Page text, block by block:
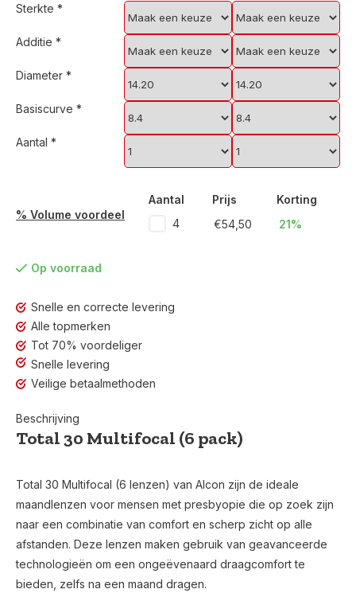
Sterkte *
Additie *
Diameter *
Basiscurve *
Aantal *
% Volume voordeel
Aantal Prijs
Korting
4
€54,50 21%
Op voorraad
Snelle en correcte levering
Alle topmerken
Tot 70% voordeliger
Snelle levering
Veilige betaalmethoden
Beschrijving
Total 30 Multifocal (6 pack)
Total 30 Multifocal (6 lenzen) van Alcon zijn de ideale
maandlenzen voor mensen met presbyopie die op zoek zijn
naar een combinatie van comfort en scherp zicht op alle
afstanden. Deze lenzen maken gebruik van geavanceerde
technologieën om een ongeëvenaard draagcomfort te
bieden, zelfs na een maand dragen.